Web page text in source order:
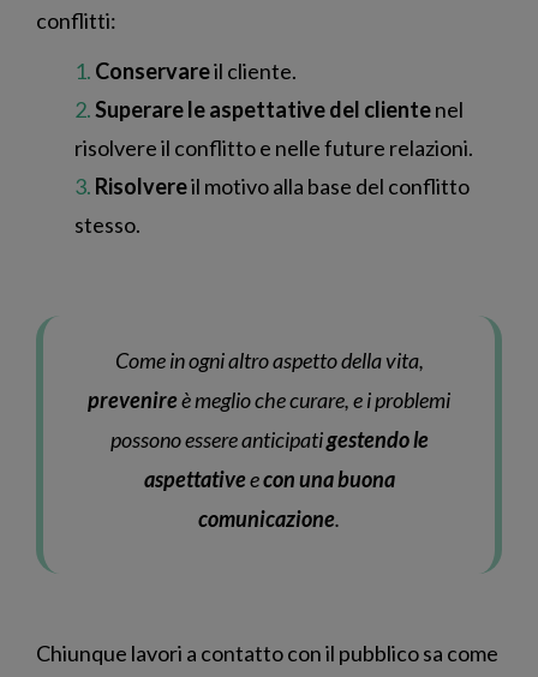
conflitti:
Conservareil cliente.
Superare le aspettative del clientenel
risolvere il conflitto e nelle future relazioni.
Risolvereil motivo alla base del conflitto
stesso.
Come in ogni altro aspetto della vita,
prevenireè meglio che curare, e i problemi
possono essere anticipatigestendo le
aspettativeecon una buona
comunicazione.
Chiunque lavori a contatto con il pubblico sa come